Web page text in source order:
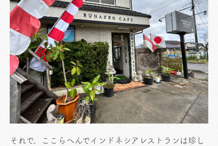
それで、ここらへんでインドネシアレストランは珍し